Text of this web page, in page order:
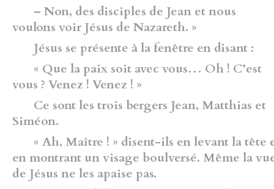
– Non, des disciples de Jean et nous
voulons voir Jésus de Nazareth. »
Jésus se présente à la fenêtre en disant :
« Que la paix soit avec vous… Oh ! C’est
vous ? Venez ! Venez ! »
Ce sont les trois bergers Jean, Matthias et
Siméon.
« Ah, Maître ! » disent-ils en levant la tête
en montrant un visage boulversé. Même la
de Jésus ne les apaise pas.